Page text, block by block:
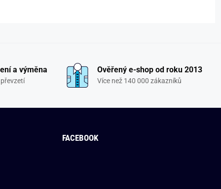
a výměna Ověřený e-shop od roku 2013
Více než 140 000 zákazníků
FACEBOOK